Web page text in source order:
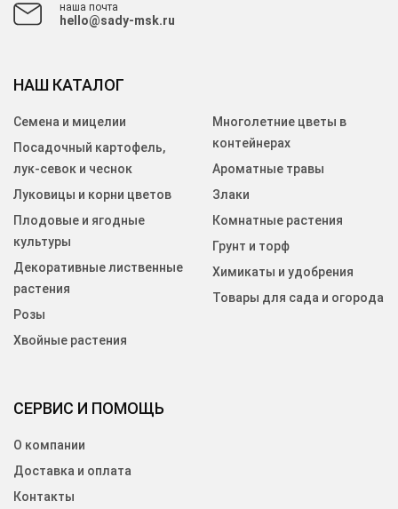
наша почта
hello@sady-msk.ru
СЕРВИС И ПОМОЩЬ
О компании
Доставка и оплата
Контакты
НАШ КАТАЛОГ
Семена и мицелии
Посадочный картофель,
лук-севок и чеснок
Луковицы и корни цветов
Плодовые и ягодные
культуры
Декоративные лиственные
растения
Розы
Хвойные растения
Многолетние цветы в
контейнерах
Ароматные травы
Злаки
Комнатные растения
Грунт и торф
Химикаты и удобрения
Товары для сада и огорода